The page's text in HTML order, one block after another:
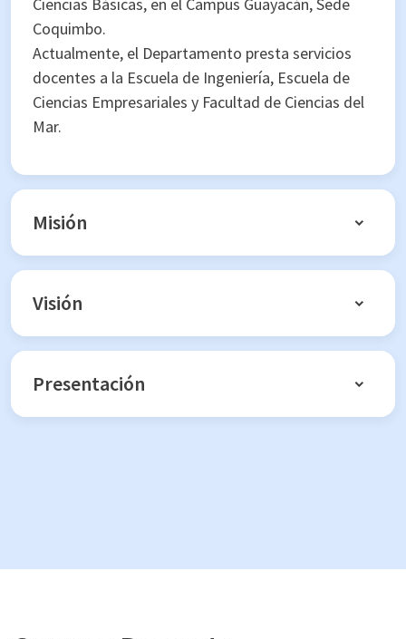
Coquimbo.
Actualmente, el Departamento presta servicios
docentes a la Escuela de Ingeniería, Escuela de
Ciencias Empresariales y Facultad de Ciencias del
Mar.
Misión
Visión
Presentación